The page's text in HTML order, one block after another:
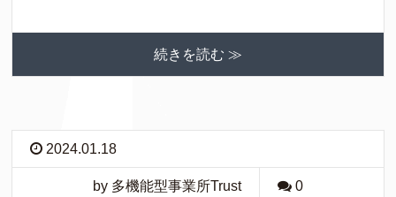
続きを読む ≫
2024.01.18
by 多機能型事業所Trust 0